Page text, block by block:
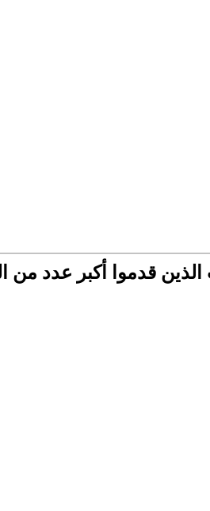
قدموا أكبر عدد من